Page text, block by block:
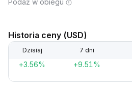
Podaż w obiegu
Historia ceny (USD)
Dzisiaj 7 dni
+3.56% +9.51%